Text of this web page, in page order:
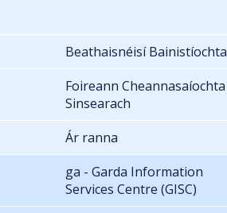
Beathaisnéisí Bainistíochta
Foireann Cheannasaíochta
Sinsearach
Ár ranna
ga - Garda Information
Services Centre (GISC)